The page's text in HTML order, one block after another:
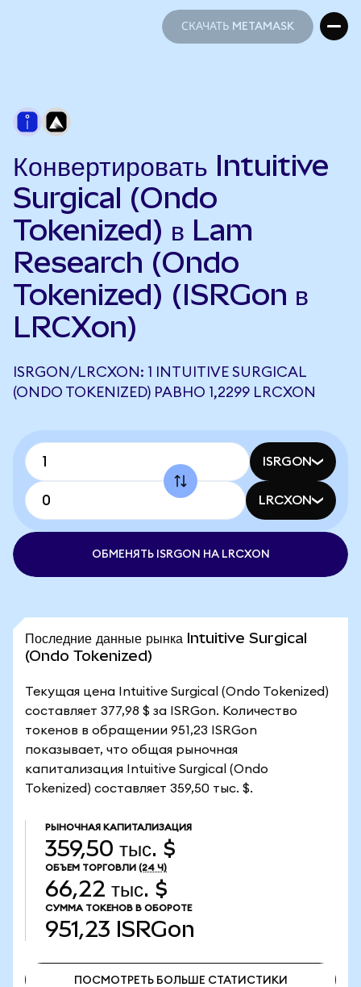
СКАЧАТЬ METAMASK
Конвертировать Intuitive
Surgical (Ondo
Tokenized) в Lam
Research (Ondo
Tokenized) (ISRGon в
LRCXon)
ISRGON/LRCXON: 1 INTUITIVE SURGICAL
(ONDO TOKENIZED) РАВНО 1,2299 LRCXON
ISRGON
LRCXON
ОБМЕНЯТЬ ISRGON НА LRCXON
Последние данные рынка Intuitive Surgical
(Ondo Tokenized)
Текущая цена Intuitive Surgical (Ondo Tokenized)
составляет 377,98 $ за ISRGon. Количество
токенов в обращении 951,23 ISRGon
показывает, что общая рыночная
капитализация Intuitive Surgical (Ondo
Tokenized) составляет 359,50 тыс. $.
РЫНОЧНАЯ КАПИТАЛИЗАЦИЯ
359,50 тыс. $
ОБЪЕМ ТОРГОВЛИ (24 Ч)
66,22 тыс. $
СУММА ТОКЕНОВ В ОБОРОТЕ
951,23 ISRGon
ПОСМОТРЕТЬ БОЛЬШЕ СТАТИСТИКИ